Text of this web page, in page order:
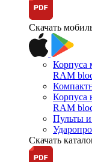
Скачать
Корпуса
RAM
Корпуса
RAM
Пульты
Скачать